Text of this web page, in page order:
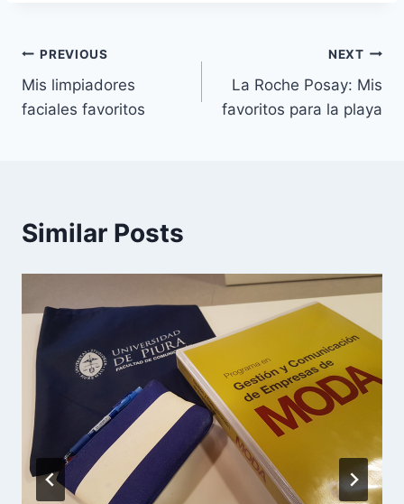
Navegación
de
PREVIOUS
Mis limpiadores
faciales favoritos
NEXT
La Roche Posay: Mis
favoritos para la playa
Similar Posts